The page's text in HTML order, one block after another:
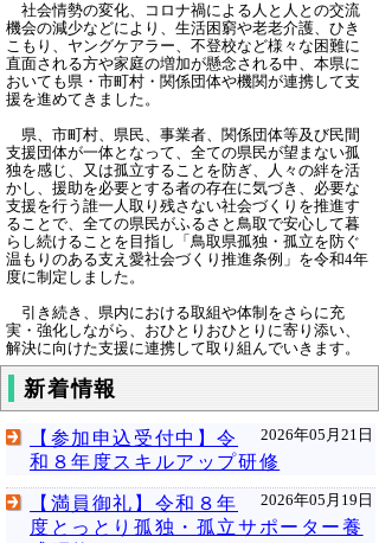
社会情勢の変化、コロナ禍による人と人との交流
機会の減少などにより、生活困窮や老老介護、ひき
こもり、ヤングケアラー、不登校など様々な困難に
直面される方や家庭の増加が懸念される中、本県に
おいても県・市町村・関係団体や機関が連携して支
援を進めてきました。
県、市町村、県民、事業者、関係団体等及び民間
支援団体が一体となって、全ての県民が望まない孤
独を感じ、又は孤立することを防ぎ、人々の絆を活
かし、援助を必要とする者の存在に気づき、必要な
支援を行う誰一人取り残さない社会づくりを推進す
ることで、全ての県民がふるさと鳥取で安心して暮
らし続けることを目指し「鳥取県孤独・孤立を防ぐ
温もりのある支え愛社会づくり推進条例」を令和4年
度に制定しました。
引き続き、県内における取組や体制をさらに充
実・強化しながら、おひとりおひとりに寄り添い、
解決に向けた支援に連携して取り組んでいきます。
新着情報
2026年05月21日
【参加申込受付中】令
和８年度スキルアップ研修
2026年05月19日
【満員御礼】令和８年
度とっとり孤独・孤立サポーター養